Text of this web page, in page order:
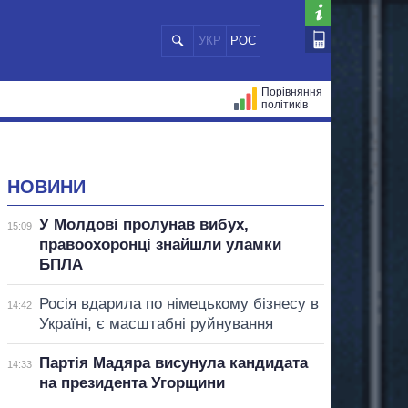
УКР РОС
Порівняння
політиків
НОВИНИ
15:09
У Молдові пролунав вибух,
правоохоронці знайшли уламки
БПЛА
14:42
Росія вдарила по німецькому бізнесу в
Україні, є масштабні руйнування
14:33
Партія Мадяра висунула кандидата
на президента Угорщини